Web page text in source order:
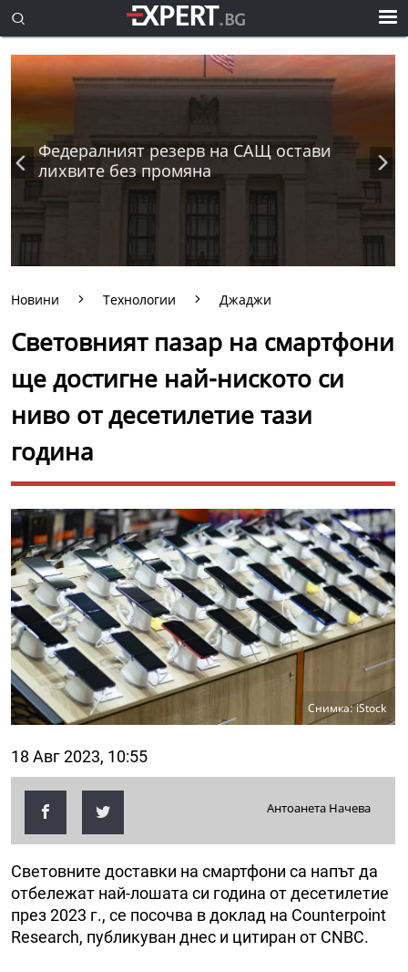
Федералният резерв на САЩ остави
лихвите без промяна
Новини Технологии Джаджи
Световният пазар на смартфони
ще достигне най-ниското си
ниво от десетилетие тази
година
Снимка: iStock
18 Авг 2023, 10:55
Антоанета Начева
Световните доставки на смартфони са напът да
отбележат най-лошата си година от десетилетие
през 2023 г., се посочва в доклад на Counterpoint
Research, публикуван днес и цитиран от CNBC.